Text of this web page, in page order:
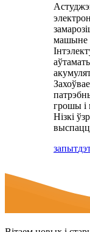
машыне
грошы і
Нізкі
запыт